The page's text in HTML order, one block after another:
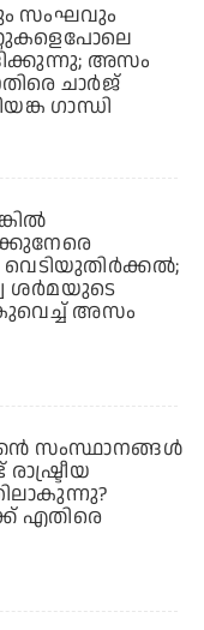
സംഘവും
അസം
ചാർജ്
ഗാന്ധി
വെടിയുതിര്‍ക്കല്‍;
ശര്‍മയുടെ
അസം
സംസ്ഥാനങ്ങൾ
എതിരെ